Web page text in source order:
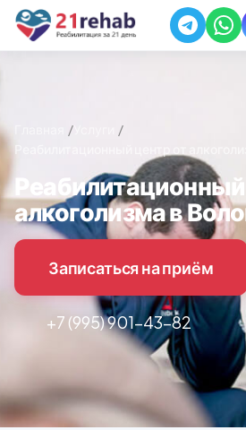
Реабилитационный центр от
Реабилитационный
алкоголизма в
Записаться на приём
+7 (995) 901-43-82